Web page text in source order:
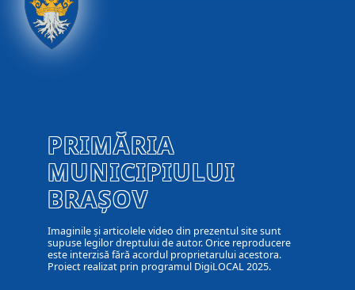
PRIMĂRIA
MUNICIPIULUI
BRAȘOV
Imaginile și articolele video din prezentul site sunt
supuse legilor dreptului de autor. Orice reproducere
este interzisă fără acordul proprietarului acestora.
Proiect realizat prin programul DigiLOCAL 2025.